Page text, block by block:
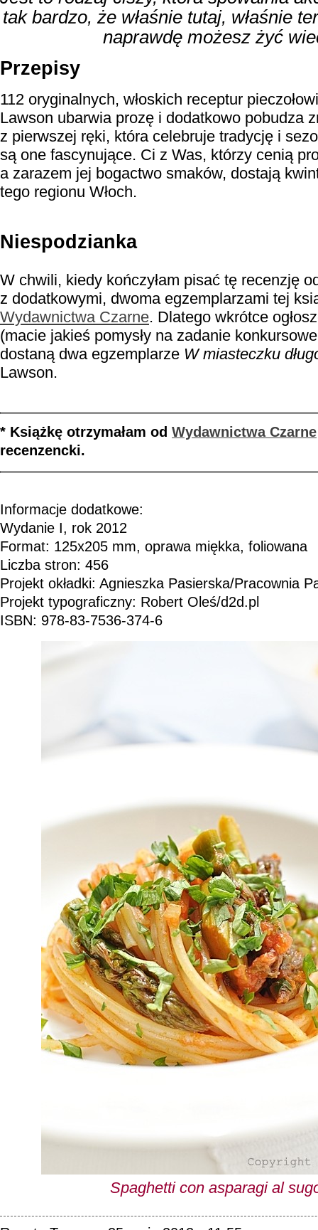
tak bardzo, że właśnie tutaj, właśnie
naprawdę możesz żyć
Przepisy
112 oryginalnych, włoskich receptur
Lawson ubarwia prozę i dodatkowo pobudza
z pierwszej ręki, która celebruje tradycję i
są one fascynujące. Ci z Was, którzy cenią
a zarazem jej bogactwo smaków, dostają
tego regionu Włoch.
Niespodzianka
W chwili, kiedy kończyłam pisać tę recenzję
z dodatkowymi, dwoma egzemplarzami tej
Wydawnictwa Czarne. Dlatego wkrótce
(macie jakieś pomysły na zadanie
dostaną dwa egzemplarze W miasteczku
Lawson.
* Książkę otrzymałam od Wydawnictwa Czarne
recenzencki.
Informacje dodatkowe:
Wydanie I, rok 2012
Format: 125x205 mm, oprawa miękka, foliowana
Liczba stron: 456
Projekt okładki: Agnieszka Pasierska/Pracownia
Projekt typograficzny: Robert Oleś/d2d.pl
ISBN: 978-83-7536-374-6
Spaghetti con asparagi al